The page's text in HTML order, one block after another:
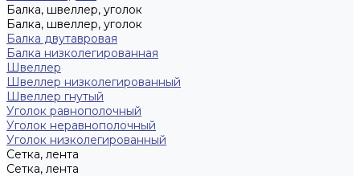
Балка, швеллер, уголок
Балка, швеллер, уголок
Балка двутавровая
Балка низколегированная
Швеллер
Швеллер низколегированный
Швеллер гнутый
Уголок равнополочный
Уголок неравнополочный
Уголок низколегированный
Сетка, лента
Сетка, лента